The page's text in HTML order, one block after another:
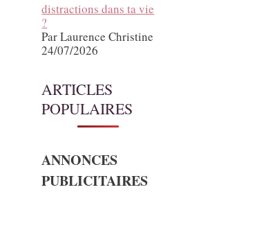
distractions dans ta vie
?
Par Laurence Christine
24/07/2026
ARTICLES
POPULAIRES
ANNONCES
PUBLICITAIRES